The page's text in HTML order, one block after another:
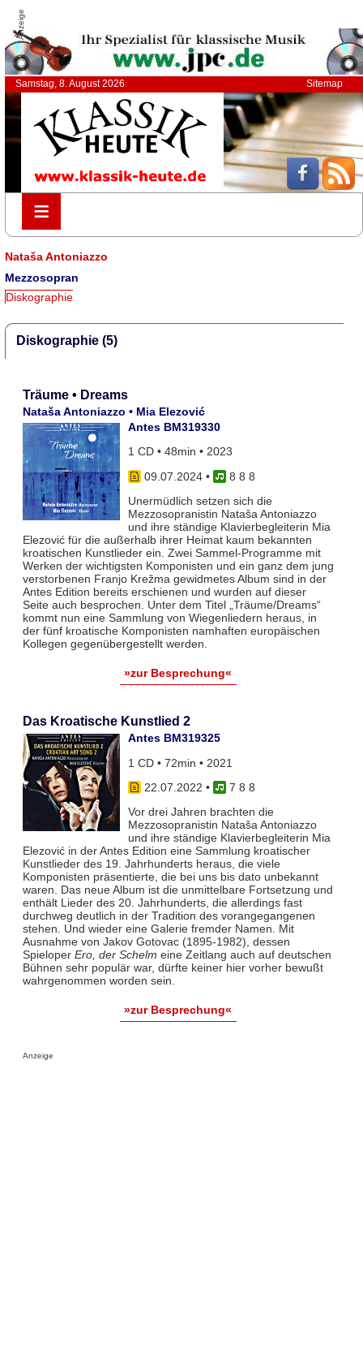
Anzeige
Samstag, 8. August 2026 Sitemap
≡
≡
Nataša Antoniazzo
Mezzosopran
Diskographie
Diskographie (5)
Träume • Dreams
Nataša Antoniazzo • Mia Elezović
Antes BM319330
1 CD • 48min • 2023
09.07.2024•
8 8 8
Unermüdlich setzen sich die
Mezzosopranistin Nataša Antoniazzo
und ihre ständige Klavierbegleiterin Mia
Elezović für die außerhalb ihrer Heimat kaum bekannten
kroatischen Kunstlieder ein. Zwei Sammel-Programme mit
Werken der wichtigsten Komponisten und ein ganz dem jung
verstorbenen Franjo Krežma gewidmetes Album sind in der
Antes Edition bereits erschienen und wurden auf dieser
Seite auch besprochen. Unter dem Titel „Träume/Dreams“
kommt nun eine Sammlung von Wiegenliedern heraus, in
der fünf kroatische Komponisten namhaften europäischen
Kollegen gegenübergestellt werden.
»zur Besprechung«
Das Kroatische Kunstlied 2
Antes BM319325
1 CD • 72min • 2021
22.07.2022 •
7 8 8
Vor drei Jahren brachten die
Mezzosopranistin Nataša Antoniazzo
und ihre ständige Klavierbegleiterin Mia
Elezović in der Antes Edition eine Sammlung kroatischer
Kunstlieder des 19. Jahrhunderts heraus, die viele
Komponisten präsentierte, die bei uns bis dato unbekannt
waren. Das neue Album ist die unmittelbare Fortsetzung und
enthält Lieder des 20. Jahrhunderts, die allerdings fast
durchweg deutlich in der Tradition des vorangegangenen
stehen. Und wieder eine Galerie fremder Namen. Mit
Ausnahme von Jakov Gotovac (1895-1982), dessen
Spieloper Ero, der Schelm eine Zeitlang auch auf deutschen
Bühnen sehr populär war, dürfte keiner hier vorher bewußt
wahrgenommen worden sein.
»zur Besprechung«
Anzeige